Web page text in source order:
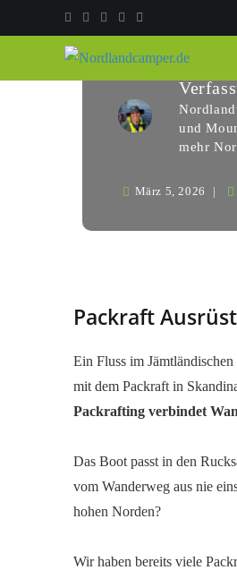
hohen
und
mehr
März 5, 2026
Packraft
Ein Fluss im
mit dem Packraft in
Packrafting verbindet
Das Boot passt in den
vom Wanderweg aus nie
hohen Norden?
Wir haben bereits viele